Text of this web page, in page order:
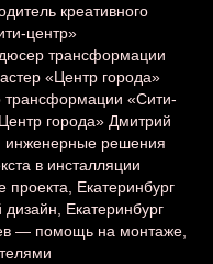
креативного
центр»
трансформации
«Центр города»
«Сити-
города» Дмитрий
инженерные решения
в инсталляции
Екатеринбург
Екатеринбург
— помощь на монтаже,